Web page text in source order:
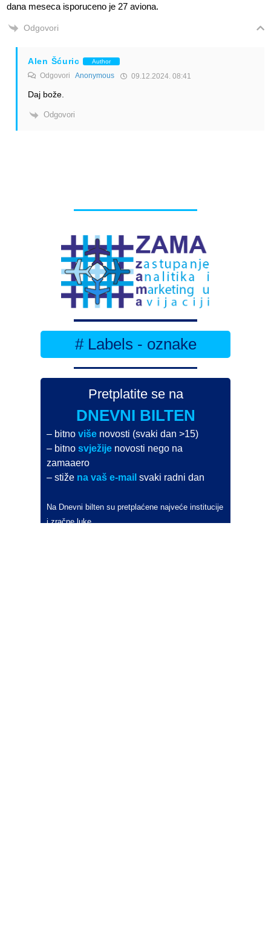
dana meseca isporuceno je 27 aviona.
Odgovori
Alen Šćuric Author
Odgovori Anonymous 09.12.2024. 08:41
Daj bože.
Odgovori
# Labels - oznake
Pretplatite se na
DNEVNI BILTEN
– bitnoviše novosti (svaki dan >15)
– bitnosvježije novosti nego na
zamaaero
– stiže na vaš e-mail svaki radni dan
Na Dnevni bilten su pretplaćene najveće institucije
i zračne luke